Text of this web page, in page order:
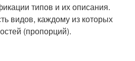
типов и их описания.
видов, каждому из которых
(пропорций).